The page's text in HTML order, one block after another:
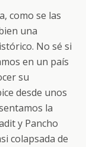
como se las
una
No sé si
en un país
su
desde unos
la
y Pancho
colapsada de